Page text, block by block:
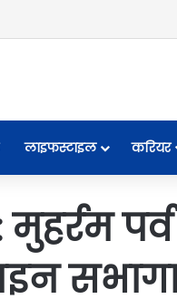
लाइफस्टाइल करियर